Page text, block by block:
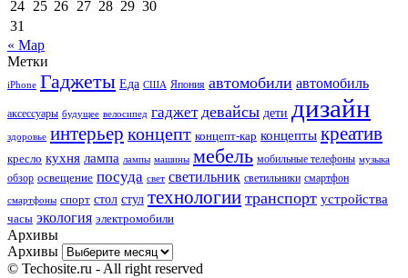
24 25 26 27 28 29 30
31
« Мар
Метки
iPhone Гаджеты Еда США Япония автомобили автомобиль
аксессуары будущее велосипед гаджет девайсы дети дизайн
здоровье интерьер концепт концепт-кар концепты креатив
кресло кухня лампа лампы машины мебель мобильные телефоны музыка
обзор освещение посуда свет светильник светильники смартфон
смартфоны спорт стол стул технологии транспорт устройства
часы экология электромобили
Архивы
Архивы
© Techosite.ru - All right reserved